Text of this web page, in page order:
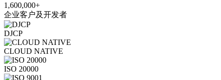
1,600,000+
企业客户及开发者
DJCP
CLOUD NATIVE
ISO 20000